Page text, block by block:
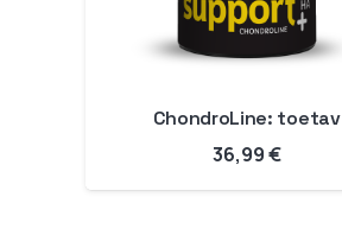
ChondroLine: toetav
36,99€